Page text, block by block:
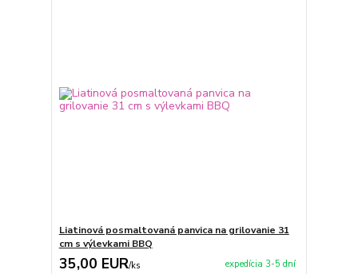
Liatinová posmaltovaná panvica na grilovanie 31
cm s výlevkami BBQ
35,00 EUR/ks expedícia 3-5 dní